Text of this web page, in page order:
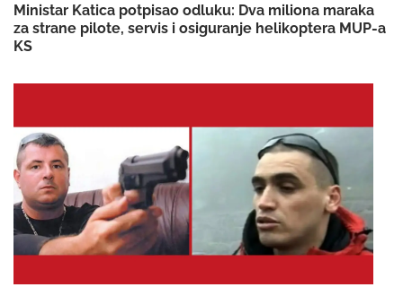
Ministar Katica potpisao odluku: Dva miliona maraka
za strane pilote, servis i osiguranje helikoptera MUP-a
KS